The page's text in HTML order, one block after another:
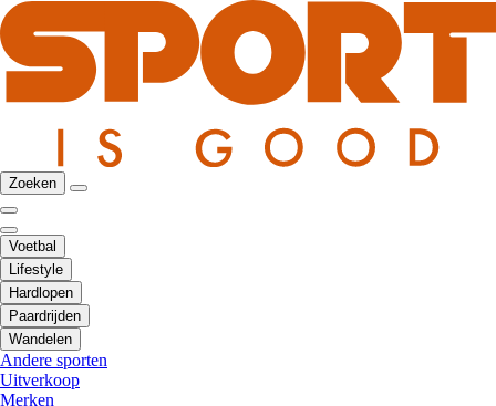
Zoeken
Voetbal
Lifestyle
Hardlopen
Paardrijden
Wandelen
Andere sporten
Uitverkoop
Merken